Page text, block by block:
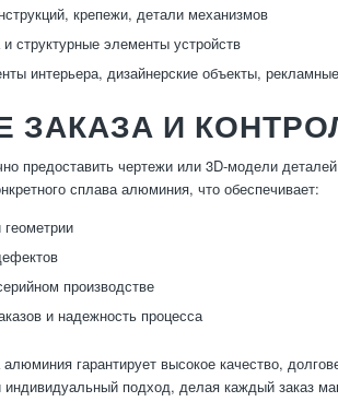
крепежи, детали механизмов
структурные элементы устройств
интерьера, дизайнерские объекты,
И
предоставить чертежи или 3D-модели
сплава алюминия, что обеспечивает:
производстве
и надежность процесса
гарантирует высокое качество,
индивидуальный подход, делая каждый заказ